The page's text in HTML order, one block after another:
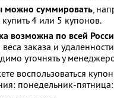
можно суммировать,
4 или 5 купонов.
возможна по всей
заказа и
уточнять у
воспользоваться
понедельник-